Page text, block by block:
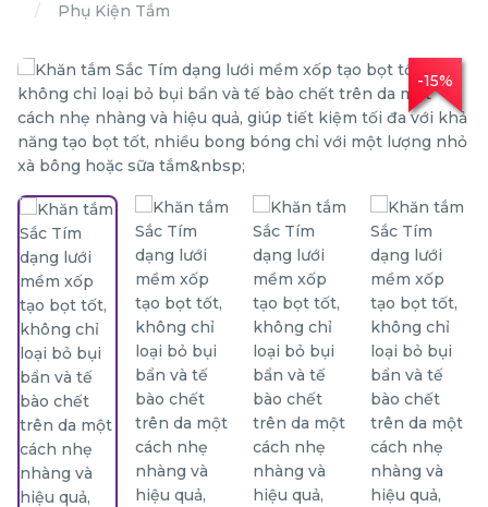
Phụ Kiện Tắm
-15%